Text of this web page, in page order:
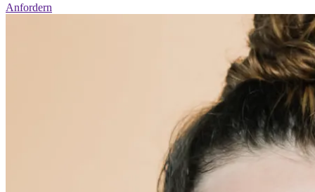
Anfordern